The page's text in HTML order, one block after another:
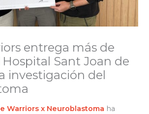
entrega más de
Hospital Sant Joan de
investigación del
Warriors x Neuroblastoma ha